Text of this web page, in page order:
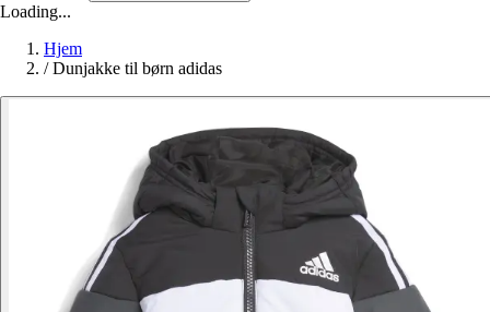
Loading...
Hjem
/ Dunjakke til børn adidas